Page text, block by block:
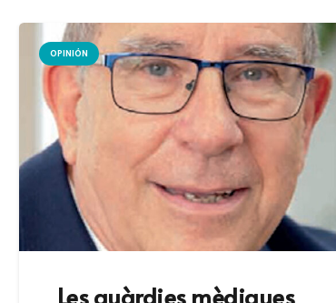
OPINIÓN
Les guàrdies mèdiques